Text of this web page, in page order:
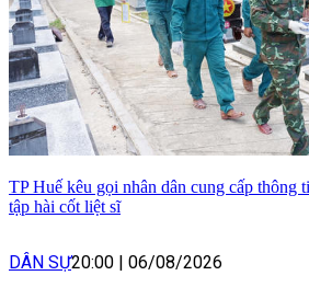
TP Huế kêu gọi nhân dân cung cấp thông
tập hài cốt liệt sĩ
DÂN SỰ20:00 | 06/08/2026